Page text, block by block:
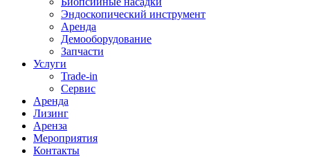
Эндоскопический инструмент
Аренда
Демооборудование
Запчасти
Услуги
Trade-in
Сервис
Аренда
Лизинг
Аренза
Мероприятия
Контакты